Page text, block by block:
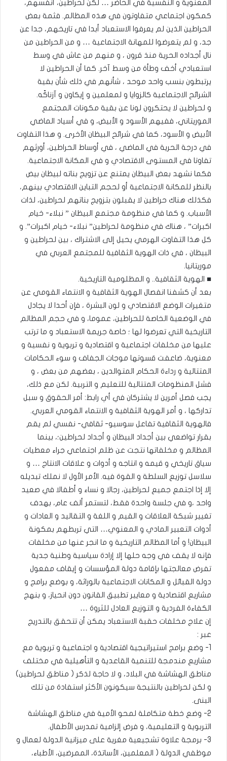
المعنوية و النفسية في الحاضر … لكن لحراطين، أنفسهم،
كمكون اجتماعي متفاوتون في هذه المظالم. فثمة بعض
الحراطين الذين لم يعرفوا الاستعباد أبدا في تاريخهم، جدا عن
جد، و لم يتعرضوا للمهانة الاجتماعية … و من الحراطين من
نال أجداده الحرية منذ قرون ، و منهم من عاش في وسط
استعبادي أخف وطأة من وسط آخر. كما أن الحراطين لا
يرتبطون بنسب واحد موحد ، شأنهم في ذلك شأن بقية
الشرائح الاجتماعية كالزوايا و لمعلمين و إيكاون و آزناكّه.
و لحراطين لا يحتكرون لونا عن بقية مكونات المجتمع
الموريتاني، ففيهم الأسود و الأبيض، و في أسياد الماضي
الأبيض و الأسود، كما في شرائح البيظان الأخرى. و هذا التفاوت
في درجة الحرية في الماضي ، في أوساط الحراطين، أورثهم
تفاوتا في المستوى الاقتصادي و في المكانة الاجتماعية.
فكما نشهد بعض البيظان يمتنع عن تزويج بناته لبيظان بيض
بالنظر للمكانة الاجتماعية أو لحجم التباين الاقتصادي بينهم،
فكذلك هناك حراطين لا يقبلون بتزويج بناتهم لحراطين، لذات
الأسباب. و كما في منظومة مجتمع البيظان ” نبلاء- خيام
اكبرات” ، هناك في منظومة لحراطين” نبلاء- خيام اكبرات”. و
كل هذا التفاوت الهرمي يحيل إلى الاشتراك ، بين لحراطين و
البيظان ، في ذات الهوية الثقافية للمجتمع العربي في
موريتانيا.
■ الهوية الثقافية.. و المظلومية التاريخية.
بعد أن كشفنا انفصال الهوية الثقافية و الانتماء القومي عن
متغيرات الوضع الاقتصادي و لون البشرة ، فإن أحدا لا يجادل
في الوضعية الخاصة للحراطين، عموما، و في حجم المظالم
التاريخية التي تعرضوا لها ؛ خاصة جريمة الاستعباد و ما ترتب
عليها من مخلفات اجتماعية و اقتصادية و تربوية و نفسية و
معنوية، ضاعفت قسوتها موجات الجفاف و سوء الحكامات
المتتالية و رداءة الحكام المتوالدين ، بعضهم من بعض ، و
فشل المنظومات المتتالية للتعليم و التربية. لكن مع ذلك،
يجب فصل أمرين لا يشتركان في أي رابط: أمر الحقوق و سبل
تداركها ، و أمر الهوية الثقافية و الانتماء القومي العربي.
فالهوية الثقافية تفاعل سوسيو- ثقافي- نفسي لم يقم
بقرار تواضعي بين أجداد البيظان و أجداد لحراطين؛، بينما
المظالم و مخلفاتها نتجت عن ظلم اجتماعي جراء معطيات
سياق تاريخي و قيمه و انتاجه و أدوات و علاقات الانتاج … و
سلاسل توزيع السلطة و القوة فيه. الأمر الأول لا نملك تبديله
إلا إذا اجتمع جميع لحراطين، رجالا و نساء و أطفالا في صعيد
واحد ،و في جلسة واحدة فقط، لتستمر ألف عام، بهدف
تغيير شبكة العلاقات و القيم و اللغة و التقاليد و العادات و
أدوات التعبير المادي و المعنوي… التي تربطهم بمكونة
البيظان! و أما المظالم التاريخية و ما انجر عنها من مخلفات
فإنه لا يقف في وجه حلها إلا إرادة سياسية وطنية جدية
تفرض معالجتها بإقامة دولة المؤسسات و إيقاف مفعول
دولة القبائل و المكانات الاجتماعية بالوراثة، و بوضع برامج و
مشاريع اقتصادية و معايير تطبيق القانون دون انحياز، و بنهج
الكفاءة الفردية و التوزيع العادل للثروة …
إن علاج مخلفات حقبة الاستعباد يمكن أن تتحقق بالتدريج
عبر :
1- وضع برامج استيراتيجية اقتصادية و اجتماعية و تربوية مع
مشاريع مندمجة للتنمية القاعدية و التأهيلية في مختلف
مناطق الهشاشة في البلاد، و لا حاجة لذكر ( مناطق لحراطين)
و لكن لحراطين بالنتيجة سيكونون الأكثر استفادة من تلك
البنى.
2- وضع خطة متكاملة لمحو الأمية في مناطق الهشاشة
التربوية و التعليمية، و فرض إلزامية تمدرس الأطفال.
3- برمجة علاوة تشجيعية مغرية على ميزانية الدولة لعمال و
موظفي الدولة ( المعلمين، الأساتذة، الممرضين، الأطباء،